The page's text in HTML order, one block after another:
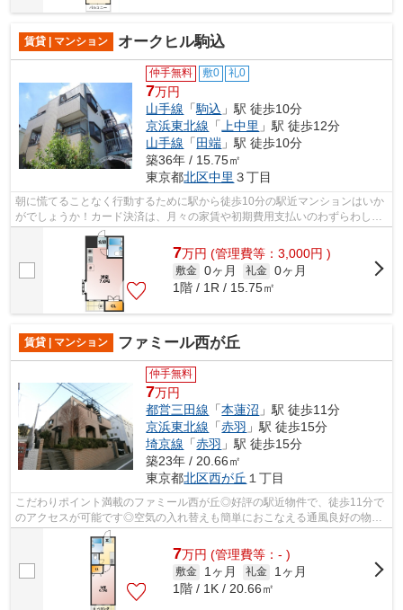
賃貸 | マンション オークヒル駒込
仲手無料 敷0 礼0
7万円
山手線 「駒込 」駅 徒歩10分
京浜東北線 「 上中里 」駅 徒歩12分
山手線 「 田端 」駅 徒歩10分
築36年 / 15.75㎡
東京都北区中里 ３丁目
朝に慌てることなく行動するために駅から徒歩10分の駅近マンションはいか
がでしょうか！カード決済は、月々の家賃や初期費用支払いのわずらわしさ
を解消してくれます！風通しが良く真...
7万円 (管理費等：3,000円 )
敷金 0ヶ月 礼金 0ヶ月
1階 / 1R / 15.75㎡
賃貸 | マンション ファミール西が丘
仲手無料
7万円
都営三田線 「本蓮沼 」駅 徒歩11分
京浜東北線 「赤羽 」駅 徒歩15分
埼京線 「赤羽 」駅 徒歩15分
築23年 / 20.66㎡
東京都北区西が丘 １丁目
こだわりポイント満載のファミール西が丘◎好評の駅近物件で、徒歩11分で
のアクセスが可能です◎空気の入れ替えも簡単におこなえる通風良好の物件
です◎2沿線利用ができる、交通の便の良...
7万円 (管理費等：- )
敷金 1ヶ月 礼金
1ヶ月
1階 / 1K / 20.66㎡